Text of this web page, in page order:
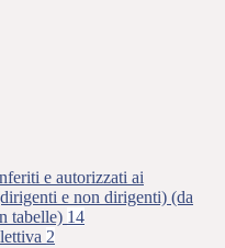
e autorizzati ai
e non dirigenti) (da
tabelle) 14
2